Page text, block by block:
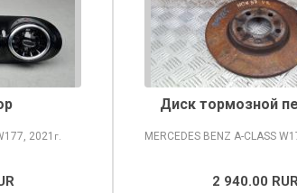
2021 г.
Диск тормозной
MERCEDES BENZ A-CLASS
2 940.00